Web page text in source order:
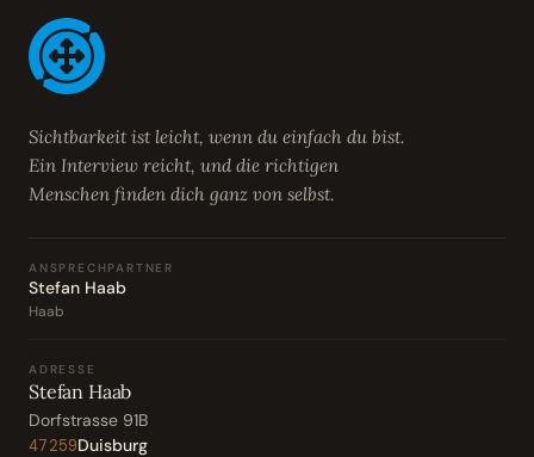
Sichtbarkeit ist leicht, wenn du einfach du bist.
Ein Interview reicht, und die richtigen
Menschen finden dich ganz von selbst.
ANSPRECHPARTNER
Stefan Haab
Haab
ADRESSE
Stefan Haab
Dorfstrasse 91B
47259Duisburg